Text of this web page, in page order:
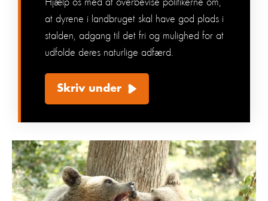
at dyrene i landbruget skal have god plads i
stalden, adgang til det fri og mulighed for at
udfolde deres naturlige adfærd.
Skriv under